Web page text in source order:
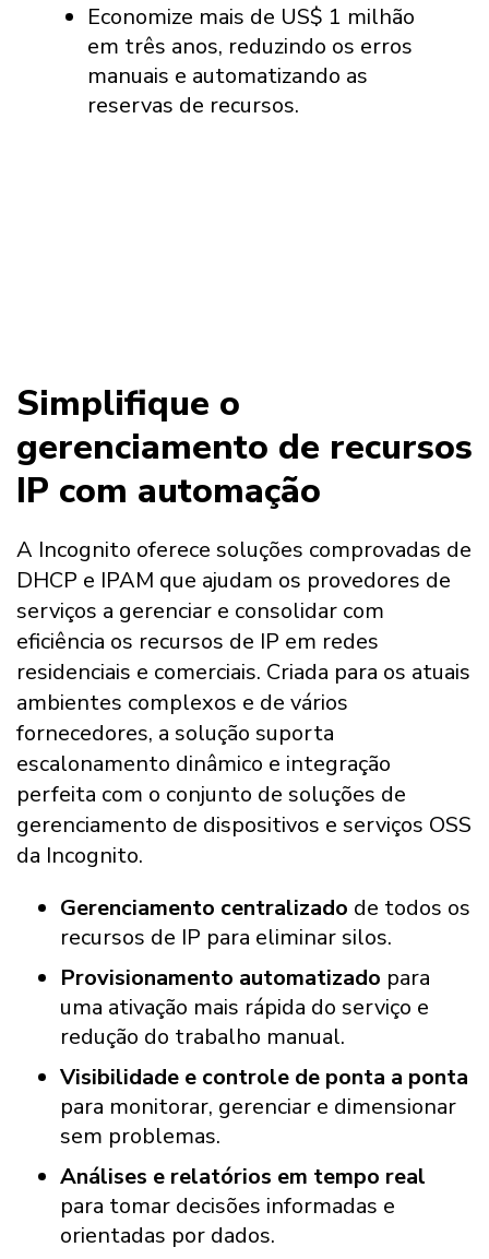
Economize mais de US$ 1 milhão
em três anos, reduzindo os erros
manuais e automatizando as
reservas de recursos.
Simplifique o
gerenciamento de recursos
IP com automação
A Incognito oferece soluções comprovadas de
DHCP e IPAM que ajudam os provedores de
serviços a gerenciar e consolidar com
eficiência os recursos de IP em redes
residenciais e comerciais. Criada para os atuais
ambientes complexos e de vários
fornecedores, a solução suporta
escalonamento dinâmico e integração
perfeita com o conjunto de soluções de
gerenciamento de dispositivos e serviços OSS
da Incognito.
Gerenciamento centralizado de todos os
recursos de IP para eliminar silos.
Provisionamento automatizado para
uma ativação mais rápida do serviço e
redução do trabalho manual.
Visibilidade e controle de ponta a ponta
para monitorar, gerenciar e dimensionar
sem problemas.
Análises e relatórios em tempo real
para tomar decisões informadas e
orientadas por dados.